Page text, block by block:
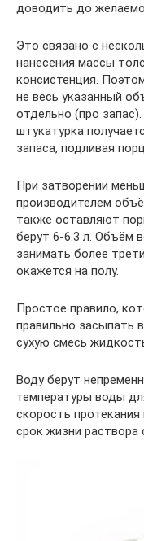
доводить до
Это связано с
нанесения массы
консистенция.
не весь указанный
отдельно (про
штукатурка
запаса, подливая
При затворении
производителем
также оставляют
берут 6-6.3 л. Объём
занимать более
окажется на полу.
Простое правило,
правильно засыпать
сухую смесь
Воду берут
температуры воды
скорость
срок жизни раствора